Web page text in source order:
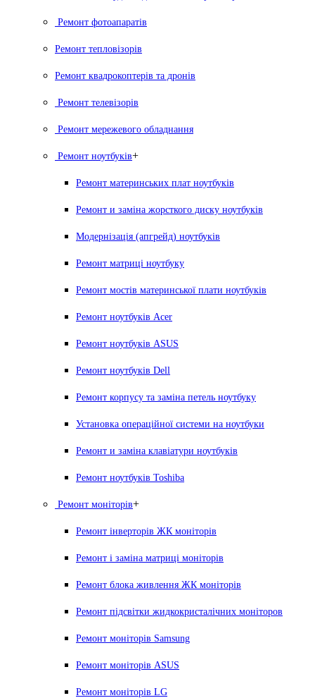
Ремонт фотоапаратів
Ремонт тепловізорів
Ремонт квадрокоптерів та дронів
Ремонт телевізорів
Ремонт мережевого обладнання
Ремонт ноутбуків+
Ремонт материнських плат ноутбуків
Ремонт и заміна жорсткого диску ноутбуків
Модернізація (апгрейд) ноутбуків
Ремонт матриці ноутбуку
Ремонт мостів материнської плати ноутбуків
Ремонт ноутбуків Acer
Ремонт ноутбуків ASUS
Ремонт ноутбуків Dell
Ремонт корпусу та заміна петель ноутбуку
Установка операційної системи на ноутбуки
Ремонт и заміна клавіатури ноутбуків
Ремонт ноутбуків Toshiba
Ремонт моніторів+
Ремонт інверторів ЖК моніторів
Ремонт і заміна матриці моніторів
Ремонт блока живлення ЖК моніторів
Ремонт підсвітки жидкокристалічних моніторов
Ремонт моніторів Samsung
Ремонт моніторів ASUS
Ремонт моніторів LG